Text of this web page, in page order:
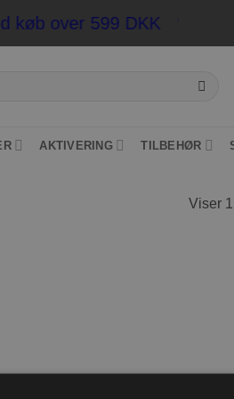
over 599 DKK
AKTIVERING TILBEHØR
Viser